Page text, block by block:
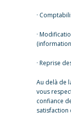
·
·
· Reprise
Au delà de
vous
confiance
satisfaction